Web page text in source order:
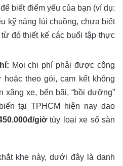
biết điểm yếu của bạn (ví dụ:
kỹ năng lùi chuồng, chưa biết
đó thiết kế các buổi tập thực
Mọi chi phí phải được công
theo gói, cam kết không
xăng xe, bến bãi, “bồi dưỡng”
tại TPHCM hiện nay dao
giờtùy loại xe số sàn
khe này, dưới đây là danh